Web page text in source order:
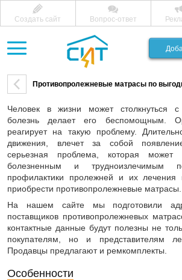
Создать сайт Вопрос-ответ
Противопролежневые матрасы по
Человек в жизни может столкнуться с
болезнь делает его беспомощным.
реагирует на такую проблему.
движения, влечет за собой
серьезная проблема, которая может
болезненным и трудноизлечимым
профилактики пролежней и их лечения
приобрести противопролежневые матрасы.
На нашем сайте мы подготовили
поставщиков противопролежневых
контактные данные будут полезны не
покупателям, но и представителям
Продавцы предлагают и ремкомплекты.
Особенности